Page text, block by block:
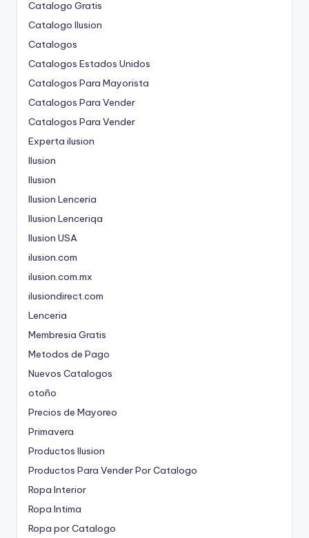
Catalogo Gratis
Catalogo Ilusion
Catalogos
Catalogos Estados Unidos
Catalogos Para Mayorista
Catalogos Para Vender
Catalogos Para Vender
Experta ilusion
Ilusion
Ilusion
Ilusion Lenceria
Ilusion Lenceriqa
Ilusion USA
ilusion.com
ilusion.com.mx
ilusiondirect.com
Lenceria
Membresia Gratis
Metodos de Pago
Nuevos Catalogos
otoño
Precios de Mayoreo
Primavera
Productos Ilusion
Productos Para Vender Por Catalogo
Ropa Interior
Ropa Intima
Ropa por Catalogo